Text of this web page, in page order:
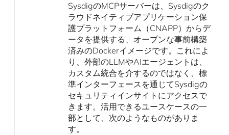
SysdigのMCPサーバーは、Sysdigのク
ラウドネイティブアプリケーション保
護プラットフォーム（CNAPP）からデ
ータを提供する、オープンな事前構築
済みのDockerイメージです。これによ
り、外部のLLMやAIエージェントは、
カスタム統合を介するのではなく、標
準インターフェースを通じてSysdigの
セキュリティインサイトにアクセスで
きます。活用できるユースケースの一
部として、次のようなものがありま
す。